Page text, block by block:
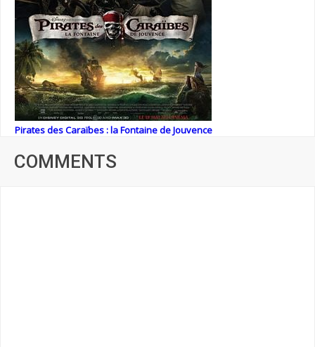
Pirates des Caraïbes : la Fontaine de Jouvence
COMMENTS